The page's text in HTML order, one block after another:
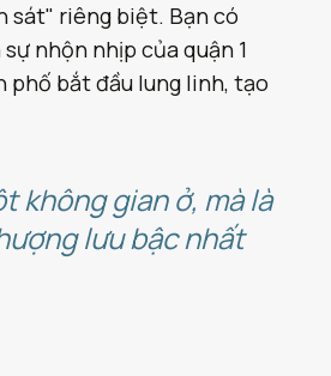
sát" riêng biệt. Bạn có
nhộn nhịp của quận 1
phố bắt đầu lung linh, tạo
không gian ở, mà là
lưu bậc nhất